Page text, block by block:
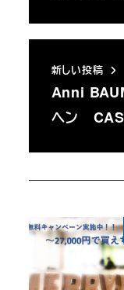
新しい投稿
Anni
ヘン